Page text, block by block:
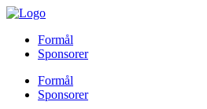
Formål
Sponsorer
Formål
Sponsorer